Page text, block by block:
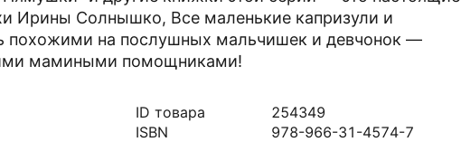
Ирины Солнышко, Все маленькие капризули и
похожими на послушных мальчишек и девчонок —
мамиными помощниками!
ID товара
254349
ISBN
978-966-31-4574-7